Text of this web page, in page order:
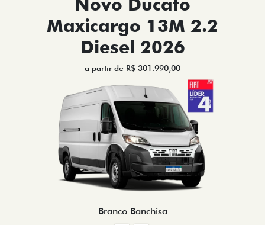
Maxicargo 13M 2.2
Diesel 2026
a partir de R$ 301.990,00
Branco Banchisa